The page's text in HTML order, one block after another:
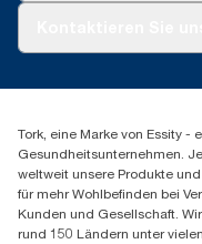
Produktreklamation
Spenderreklamation
+49 (0)621/778
Essity Professional
Sandhofer Straße
68305 Mannheim
Mo-Do 8:00-16:30
Tork, eine Marke von Essity
Gesundheitsunternehmen.
weltweit unsere Produkte
für mehr Wohlbefinden bei
Kunden und Gesellschaft.
rund 150 Ländern unter